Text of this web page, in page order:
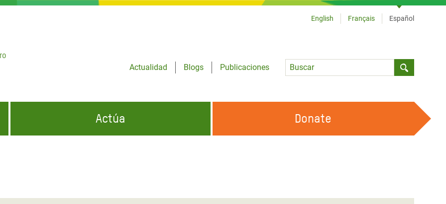
Actualidad
Blogs
Publicaciones
Language
English Français Español
por la Crisis en
Actúa Donate